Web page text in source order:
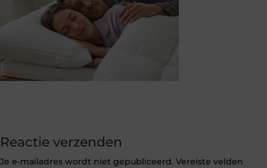
Reactie verzenden
Je e-mailadres wordt niet gepubliceerd. Vereiste velden